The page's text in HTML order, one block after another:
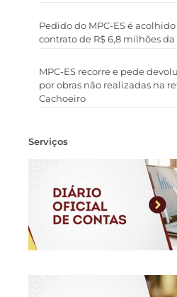
Pedido do MPC-ES é
contrato de R$ 6,8 milhões
MPC-ES recorre e pede
por obras não realizadas na
Cachoeiro
Serviços